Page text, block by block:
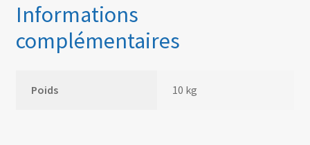
Informations
complémentaires
Poids 10 kg